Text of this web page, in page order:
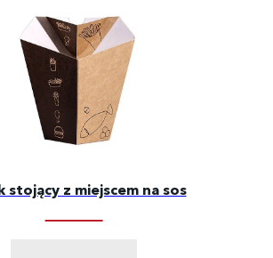
stojący z miejscem na sos